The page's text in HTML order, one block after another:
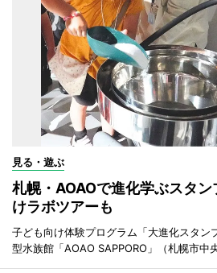
見る・遊ぶ
札幌・AOAOで進化学ぶスタ
けラボツアーも
子ども向け体験プログラム「大進化スタン
型水族館「AOAO SAPPORO」（札幌市中